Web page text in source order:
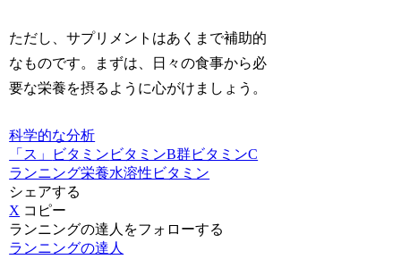
ただし、サプリメントはあくまで補助的
なものです。まずは、日々の食事から必
要な栄養を摂るように心がけましょう。
科学的な分析
「ス」
ビタミン ビタミンB群ビタミンC
ランニング栄養水溶性ビタミン
シェアする
X コピー
ランニングの達人をフォローする
ランニングの達人